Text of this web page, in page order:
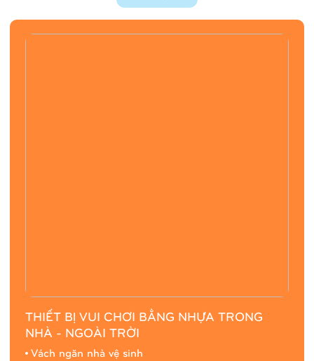
THIẾT BỊ VUI CHƠI BẰNG NHỰA TRONG
NHÀ - NGOÀI TRỜI
Vách ngăn nhà vệ sinh